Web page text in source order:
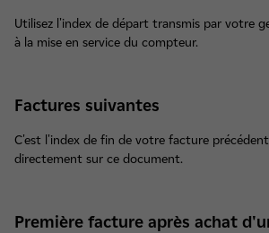
Utilisez l'index de départ transmis par votre
à la mise en service du compteur.
Factures suivantes
C'est l'index de fin de votre facture
directement sur ce document.
Première facture après achat